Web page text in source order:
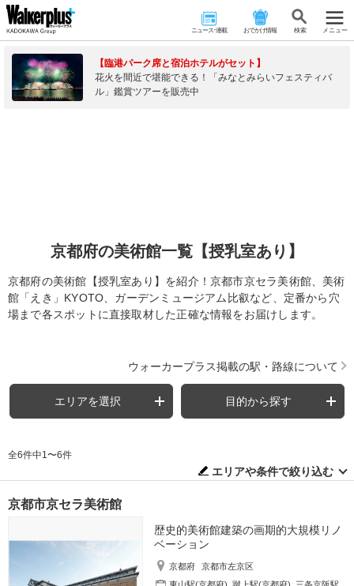
ニュース･連載 おでかけ情報 検 索 メニュー
【臨港パーク席と宿泊ホテルがセット】
花火を間近で堪能できる！「みなとみらいフェスティバ
ル」鑑賞ツアーを販売中
京都府の美術館一覧【授乳室あり】
京都府の美術館【授乳室あり】を紹介！京都市京セラ美術館、美術
館「えき」KYOTO、ガーデンミュージアム比叡など、定番から穴
場まで各スポットに直接取材した正確な情報をお届けします。
ウォーカープラス掲載の駅・路線について
エリアを選択 目的から探す
全6件中1〜6件
エリアや条件で絞り込む
京都市京セラ美術館
歴史的美術館建築の画期的大規模リノ
ベーション
京都府
京都市左京区